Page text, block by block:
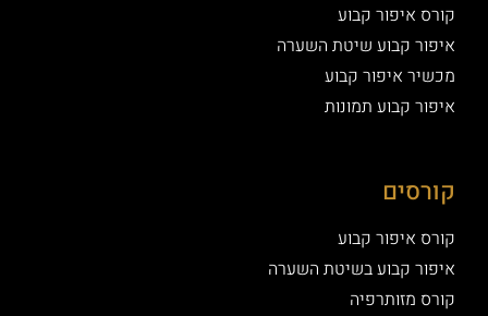
קורס איפור קבוע
איפור קבוע שיטת השערה
מכשיר איפור קבוע
איפור קבוע תמונות
קורסים
קורס איפור קבוע
איפור קבוע בשיטת השערה
קורס מזותרפיה